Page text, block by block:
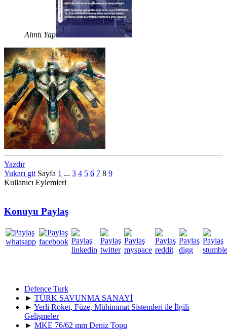
Alıntı Yap
Yazdır
Yukarı git Sayfa 1 ... 3 4 5 6 7 8 9
Kullanıcı Eylemleri
Konuyu Paylaş
Defence Turk
► TÜRK SAVUNMA SANAYİ
► Yerli Roket, Füze, Mühimmat Sistemleri ile İlgili
Gelişmeler
► MKE 76/62 mm Deniz Topu